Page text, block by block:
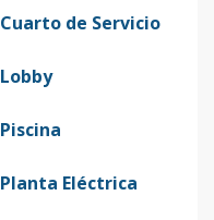
Cuarto de Servicio
Lobby
Piscina
Planta Eléctrica